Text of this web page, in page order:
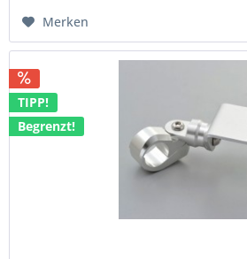
Merken
TIPP!
Begrenzt!